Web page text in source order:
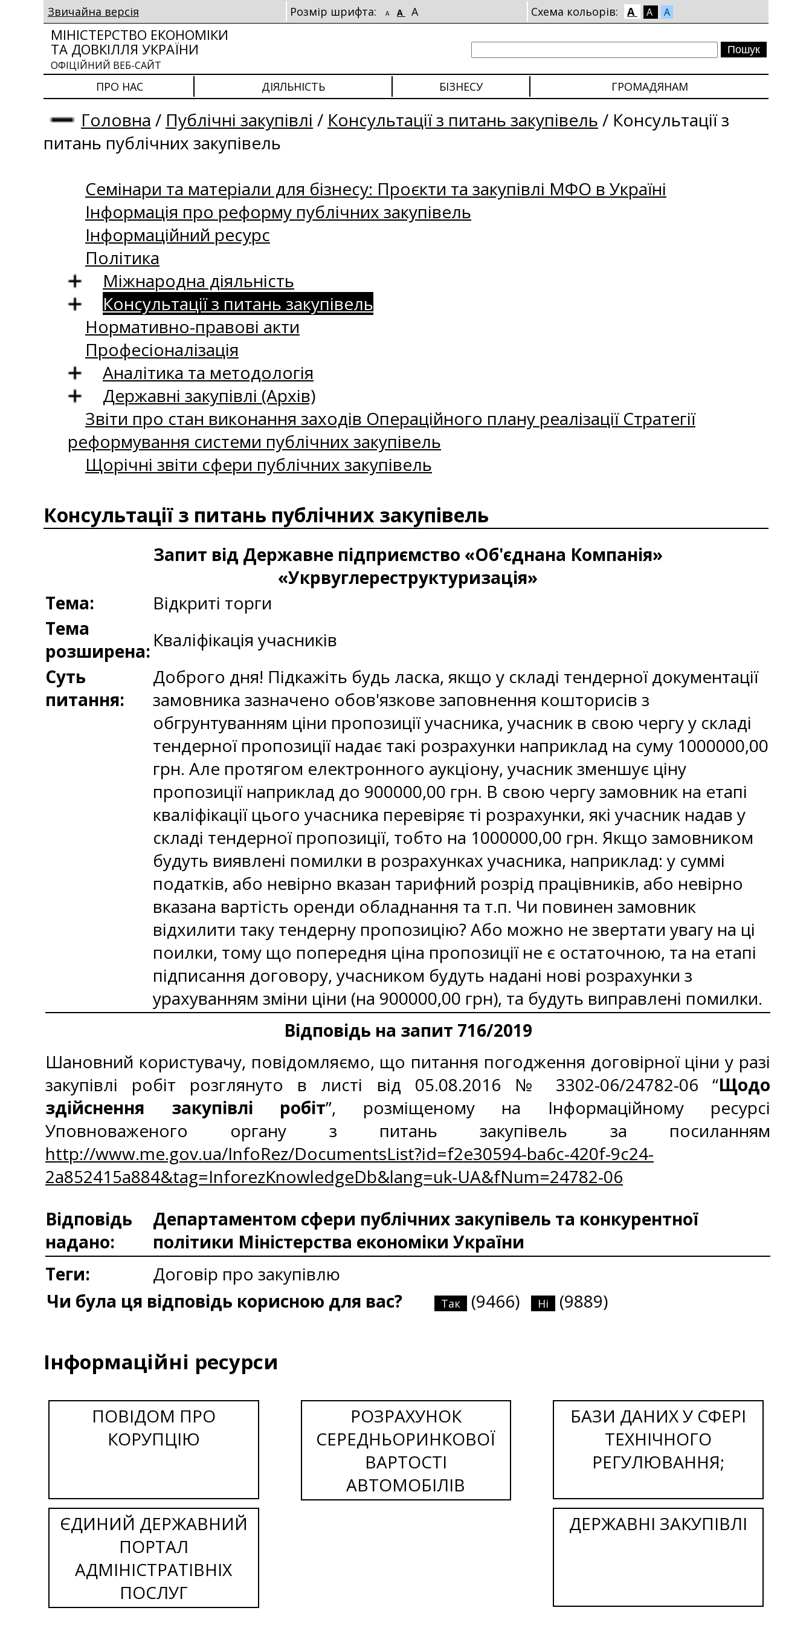
Звичайна версія Розмір шрифта: A A A Схема кольорів: A A A
МІНІСТЕРСТВО ЕКОНОМІКИ
ТА ДОВКІЛЛЯ УКРАЇНИ
ОФІЦІЙНИЙ ВЕБ-САЙТ
ПРО НАС ДІЯЛЬНІСТЬ БІЗНЕСУ ГРОМАДЯНАМ
Головна / Публічні закупівлі / Консультації з питань закупівель / Консультації з
питань публічних закупівель
Семінари та матеріали для бізнесу: Проєкти та закупівлі МФО в Україні
Інформація про реформу публічних закупівель
Інформаційний ресурс
Політика
Міжнародна діяльність
Консультації з питань закупівель
Нормативно-правові акти
Професіоналізація
Аналітика та методологія
Державні закупівлі (Архів)
Звіти про стан виконання заходів Операційного плану реалізації Стратегії
реформування системи публічних закупівель
Щорічні звіти сфери публічних закупівель
Консультації з питань публічних закупівель
Запит від Державне підприємство «Об'єднана Компанія»
«Укрвуглереструктуризація»
Тема:
Відкриті торги
Тема
розширена: Кваліфікація учасників
Суть
питання:
Доброго дня! Підкажіть будь ласка, якщо у складі тендерної документації
замовника зазначено обов'язкове заповнення кошторисів з
обгрунтуванням ціни пропозиції учасника, учасник в свою чергу у складі
тендерної пропозиції надає такі розрахунки наприклад на суму 1000000,00
грн. Але протягом електронного аукціону, учасник зменшує ціну
пропозиції наприклад до 900000,00 грн. В свою чергу замовник на етапі
кваліфікації цього учасника перевіряє ті розрахунки, які учасник надав у
складі тендерної пропозиції, тобто на 1000000,00 грн. Якщо замовником
будуть виявлені помилки в розрахунках учасника, наприклад: у суммі
податків, або невірно вказан тарифний розрід працівників, або невірно
вказана вартість оренди обладнання та т.п. Чи повинен замовник
відхилити таку тендерну пропозицію? Або можно не звертати увагу на ці
поилки, тому що попередня ціна пропозиції не є остаточною, та на етапі
підписання договору, учасником будуть надані нові розрахунки з
урахуванням зміни ціни (на 900000,00 грн), та будуть виправлені помилки.
Відповідь на запит 716/2019
Шановний користувачу, повідомляємо, що питання погодження договірної ціни у разі
закупівлі робіт розглянуто в листі від 05.08.2016 № 3302-06/24782-06 “Щодо
здійснення закупівлі робіт”, розміщеному на Інформаційному ресурсі
Уповноваженого органу з питань закупівель за посиланням
http://www.me.gov.ua/InfoRez/DocumentsList?id=f2e30594-ba6c-420f-9c24-
2a852415a884&tag=InforezKnowledgeDb&lang=uk-UA&fNum=24782-06
Відповідь
надано:
Департаментом сфери публічних закупівель та конкурентної
політики Міністерства економіки України
Теги:
Договір про закупівлю
Чи була ця відповідь корисною для вас?
Так (9466) Ні (9889)
Інформаційні ресурси
ПОВІДОМ ПРО
КОРУПЦІЮ
РОЗРАХУНОК
СЕРЕДНЬОРИНКОВОЇ
ВАРТОСТІ
АВТОМОБІЛІВ
БАЗИ ДАНИХ У СФЕРІ
ТЕХНІЧНОГО
РЕГУЛЮВАННЯ;
ЄДИНИЙ ДЕРЖАВНИЙ
ПОРТАЛ
АДМІНІСТРАТІВНІХ
ПОСЛУГ
ДЕРЖАВНІ ЗАКУПІВЛІ